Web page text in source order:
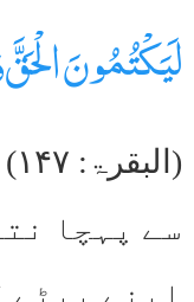
لَيَكْتُمُونَ
سے پہچا
اپنے بیٹے